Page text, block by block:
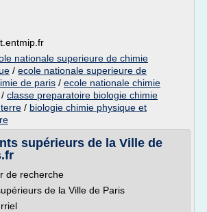
nationale superieure de chimie
/ ecole nationale superieure de
de paris / ecole nationale chimie
/ classe preparatoire biologie chimie
/ biologie chimie physique et
supérieurs de la Ville de
de recherche
de la Ville de Paris